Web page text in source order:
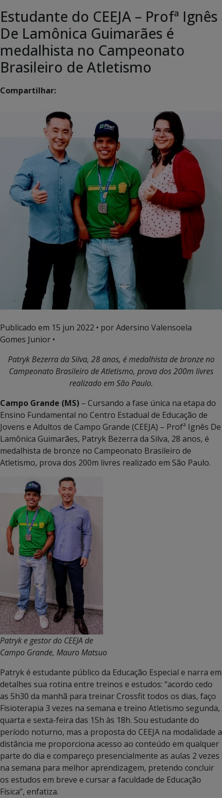
Estudante do CEEJA – Profª Ignês
De Lamônica Guimarães é
medalhista no Campeonato
Brasileiro de Atletismo
Compartilhar:
Publicado em 15 jun 2022 • por Adersino Valensoela
Gomes Junior •
Patryk Bezerra da Silva, 28 anos, é medalhista de bronze no
Campeonato Brasileiro de Atletismo, prova dos 200m livres
realizado em São Paulo.
Campo Grande (MS) – Cursando a fase única na etapa do
Ensino Fundamental no Centro Estadual de Educação de
Jovens e Adultos de Campo Grande (CEEJA) – Profª Ignês De
Lamônica Guimarães, Patryk Bezerra da Silva, 28 anos, é
medalhista de bronze no Campeonato Brasileiro de
Atletismo, prova dos 200m livres realizado em São Paulo.
Patryk e gestor do CEEJA de
Campo Grande, Mauro Matsuo
Patryk é estudante público da Educação Especial e narra em
detalhes sua rotina entre treinos e estudos: “acordo cedo
as 5h30 da manhã para treinar Crossfit todos os dias, faço
Fisioterapia 3 vezes na semana e treino Atletismo segunda,
quarta e sexta-feira das 15h às 18h. Sou estudante do
período noturno, mas a proposta do CEEJA na modalidade a
distância me proporciona acesso ao conteúdo em qualquer
parte do dia e compareço presencialmente as aulas 2 vezes
na semana para melhor aprendizagem, pretendo concluir
os estudos em breve e cursar a faculdade de Educação
Física”, enfatiza.